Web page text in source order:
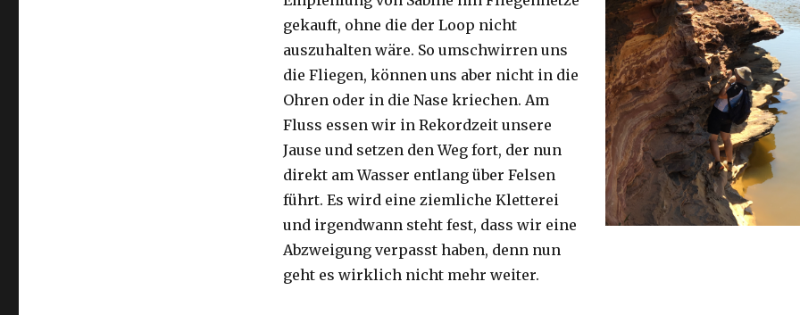
gekauft, ohne die der Loop nicht
auszuhalten wäre. So umschwirren uns
die Fliegen, können uns aber nicht in die
Ohren oder in die Nase kriechen. Am
Fluss essen wir in Rekordzeit unsere
Jause und setzen den Weg fort, der nun
direkt am Wasser entlang über Felsen
führt. Es wird eine ziemliche Kletterei
und irgendwann steht fest, dass wir eine
Abzweigung verpasst haben, denn nun
geht es wirklich nicht mehr weiter.